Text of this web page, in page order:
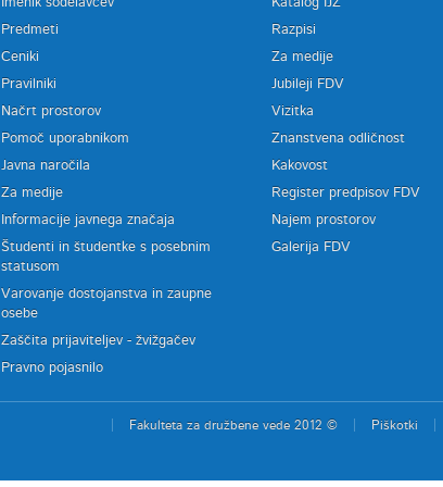
Predmeti
Ceniki
Pravilniki
Načrt prostorov
Pomoč uporabnikom
Javna naročila
Za medije
Informacije javnega značaja
Študenti in študentke s posebnim
statusom
Varovanje dostojanstva in zaupne
osebe
Zaščita prijaviteljev - žvižgačev
Pravno pojasnilo
Razpisi
Za medije
Jubileji FDV
Vizitka
Znanstvena odličnost
Kakovost
Register predpisov FDV
Najem prostorov
Galerija FDV
Fakulteta za družbene vede 2012 © Piškotki